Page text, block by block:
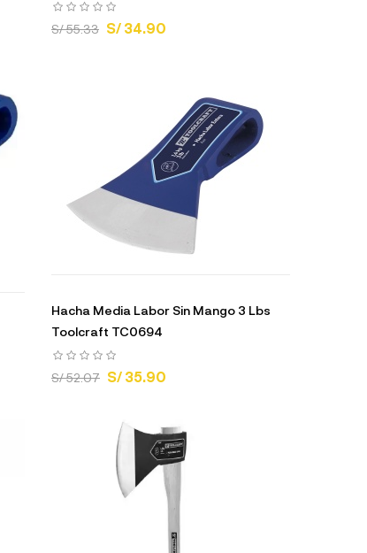
S/ 55.33 S/ 34.90
Hacha Media Labor Sin Mango 3 Lbs
Toolcraft TC0694
S/ 52.07 S/ 35.90